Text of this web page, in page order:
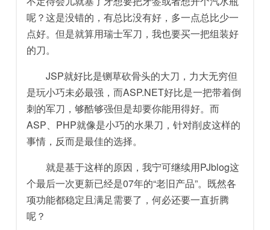
呢？这是没错的，有总比没有好，多一点总比少一
点好。但是就算用瑞士军刀，我也要买一把组装好
的刀。
JSP就好比是铡草砍骨头的大刀，力大无穷但
是玩小巧未必最强，而ASP.NET好比是一把带着倒
刺的军刀，够酷够强但是却要你能用得好。而
ASP、PHP就像是小巧的水果刀，针对削皮这样的
事情，反而是最佳的选择。
就是基于这样的原因，我宁可继续用PJblog这
个最后一次更新已经是07年的“老旧产品”。既然各
项功能都稳定且满足需要了，何必还要一直折腾
呢？